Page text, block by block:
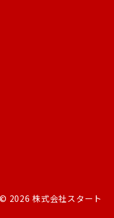
2026 株式会社スタート